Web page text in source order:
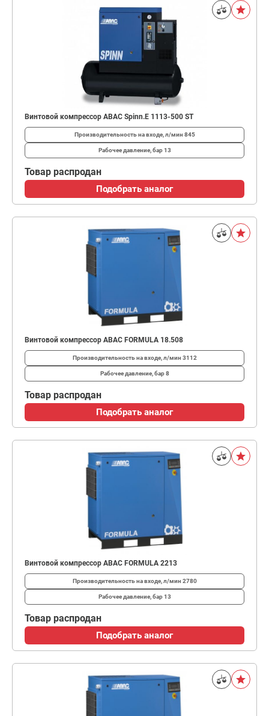
Винтовой компрессор ABAC Spinn.E 1113-500 ST
Производительность на входе, л/мин 845
Рабочее давление, бар13
Товар распродан
Подобрать аналог
Винтовой компрессор ABAC FORMULA 18.508
Производительность на входе, л/мин 3112
Рабочее давление, бар8
Товар распродан
Подобрать аналог
Винтовой компрессор ABAC FORMULA 2213
Производительность на входе, л/мин 2780
Рабочее давление, бар13
Товар распродан
Подобрать аналог